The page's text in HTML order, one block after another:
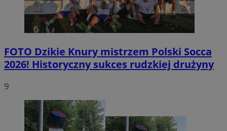
FOTO Dzikie Knury mistrzem Polski Socca
2026! Historyczny sukces rudzkiej drużyny
9